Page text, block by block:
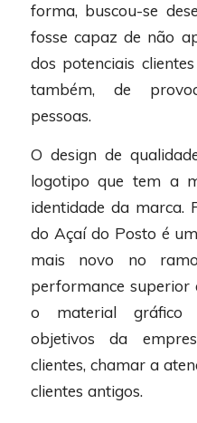
forma, buscou-se
fosse capaz de não
dos potenciais
também, de
pessoas.
O design de
logotipo que tem a
identidade da marca.
do Açaí do Posto é
mais novo no
performance superior
o material gráfico
objetivos da
clientes, chamar a
clientes antigos.